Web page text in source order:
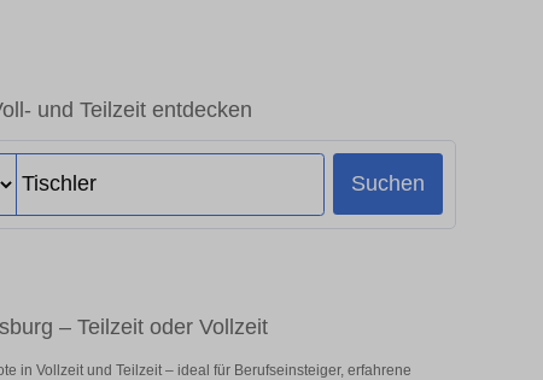
und Teilzeit entdecken
Suchen
– Teilzeit oder Vollzeit
in Vollzeit und Teilzeit – ideal für Berufseinsteiger, erfahrene